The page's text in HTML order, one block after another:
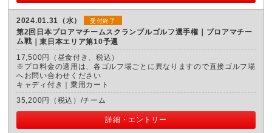
2024.01.31（水） 受付終了
第2回日本プロアマチームスクランブルゴルフ選手権｜プロアマチー
ム戦
東日本エリア第10予選
17,500円（昼食付き、税込）
※プロ料金の適用は、各ゴルフ場ごとに異なりますので直接ゴルフ場
へお問い合わせください
キャディ付き｜乗用カート
35,200円（税込）/チーム
詳細・エントリー